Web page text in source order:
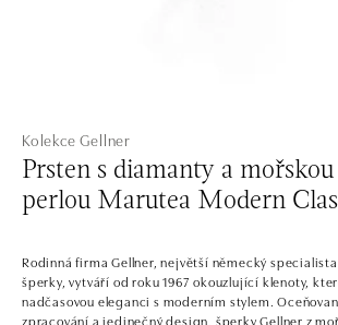
Kolekce Gellner
Prsten s diamanty a
perlou Marutea Modern
Rodinná firma Gellner, největší německý
šperky, vytváří od roku 1967 okouzlující klenoty,
nadčasovou eleganci s moderním stylem.
zpracování a jedinečný design, šperky Gellner z